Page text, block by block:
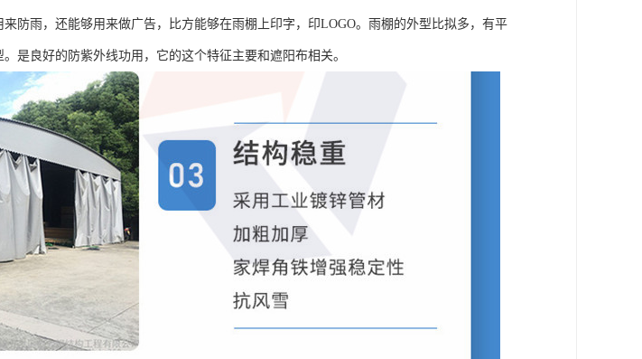
防雨，还能够用来做广告，比方能够在雨棚上印字，印LOGO。雨棚的外型比拟多，有平
是良好的防紫外线功用，它的这个特征主要和遮阳布相关。